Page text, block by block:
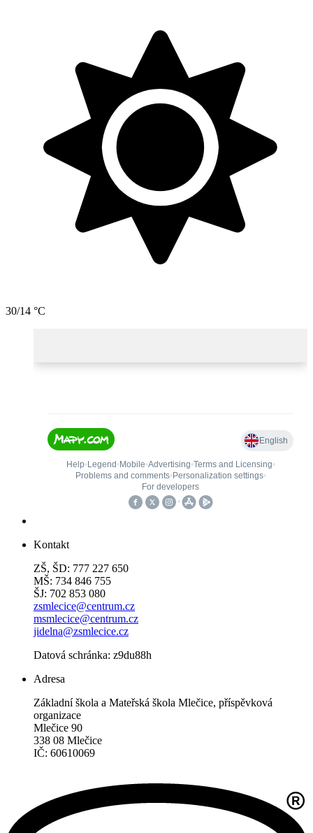
30/14 °C
Kontakt
ZŠ, ŠD: 777 227 650
MŠ: 734 846 755
ŠJ: 702 853 080
zsmlecice@centrum.cz
msmlecice@centrum.cz
jidelna@zsmlecice.cz
Datová schránka: z9du88h
Adresa
Základní škola a Mateřská škola Mlečice, příspěvková
organizace
Mlečice 90
338 08 Mlečice
IČ: 60610069